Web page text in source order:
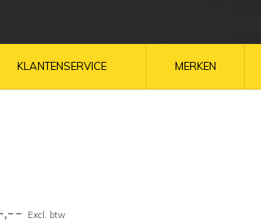
KLANTENSERVICE MERKEN
Excl. btw